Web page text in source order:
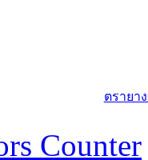
ตรายา
Counter